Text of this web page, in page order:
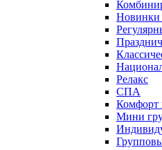
Новинки
Релакс
СПА
Комфорт
Мини